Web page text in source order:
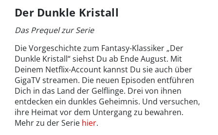
Der Dunkle Kristall
Das Prequel zur Serie
Die Vorgeschichte zum Fantasy-Klassiker „Der
Dunkle Kristall“ siehst Du ab Ende August. Mit
Deinem Netflix-Account kannst Du sie auch über
GigaTV streamen. Die neuen Episoden entführen
Dich in das Land der Gelflinge. Drei von ihnen
entdecken ein dunkles Geheimnis. Und versuchen,
ihre Heimat vor dem Untergang zu bewahren.
Mehr zu der Serie hier.